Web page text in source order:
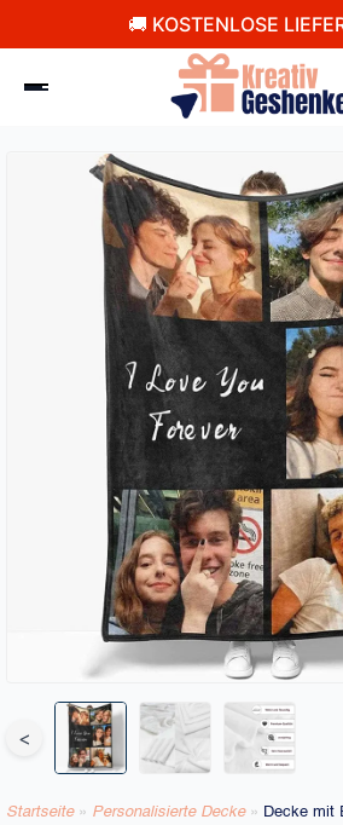
🚚 KOSTENLOSE
<
Startseite » Personalisierte Decke​ » Decke mit